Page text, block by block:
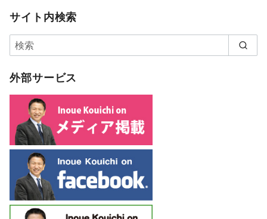
サイト内検索
外部サービス